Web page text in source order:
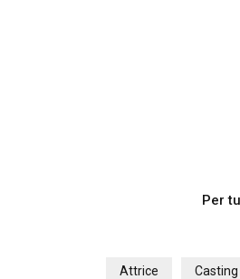
Per
Attrice Casting